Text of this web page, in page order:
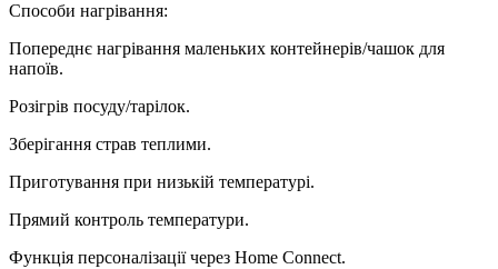
Способи нагрівання:
Попереднє нагрівання маленьких контейнерів/чашок для
напоїв.
Розігрів посуду/тарілок.
Зберігання страв теплими.
Приготування при низькій температурі.
Прямий контроль температури.
Функція персоналізації через Home Connect.